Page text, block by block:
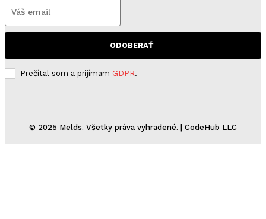
ODOBERAŤ
Prečítal som a prijímam GDPR.
© 2025 Melds. Všetky práva vyhradené. | CodeHub LLC